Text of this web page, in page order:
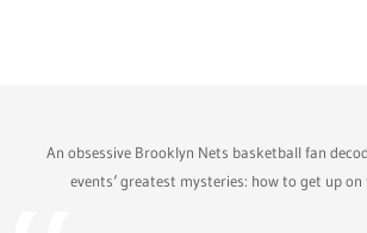
An obsessive Brooklyn Nets basketball fan
events‘ greatest mysteries: how to get up